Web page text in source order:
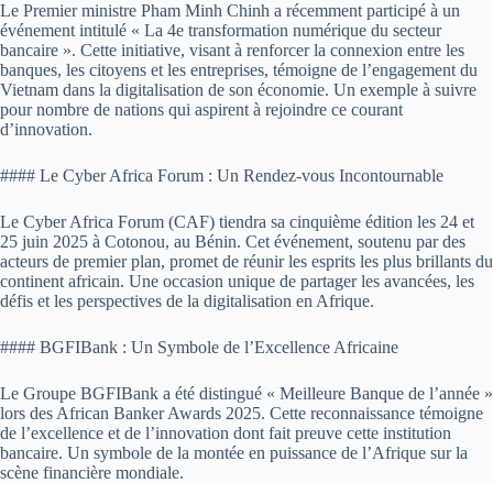
Le Premier ministre Pham Minh Chinh a récemment participé à un
événement intitulé « La 4e transformation numérique du secteur
bancaire ». Cette initiative, visant à renforcer la connexion entre les
banques, les citoyens et les entreprises, témoigne de l’engagement du
Vietnam dans la digitalisation de son économie. Un exemple à suivre
pour nombre de nations qui aspirent à rejoindre ce courant
d’innovation.
#### Le Cyber Africa Forum : Un Rendez-vous Incontournable
Le Cyber Africa Forum (CAF) tiendra sa cinquième édition les 24 et
25 juin 2025 à Cotonou, au Bénin. Cet événement, soutenu par des
acteurs de premier plan, promet de réunir les esprits les plus brillants du
continent africain. Une occasion unique de partager les avancées, les
défis et les perspectives de la digitalisation en Afrique.
#### BGFIBank : Un Symbole de l’Excellence Africaine
Le Groupe BGFIBank a été distingué « Meilleure Banque de l’année »
lors des African Banker Awards 2025. Cette reconnaissance témoigne
de l’excellence et de l’innovation dont fait preuve cette institution
bancaire. Un symbole de la montée en puissance de l’Afrique sur la
scène financière mondiale.